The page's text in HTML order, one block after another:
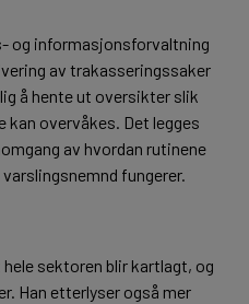
og informasjonsforvaltning
av trakasseringssaker
å hente ut oversikter slik
overvåkes. Det legges
av hvordan rutinene
fungerer.
sektoren blir kartlagt, og
Han etterlyser også mer